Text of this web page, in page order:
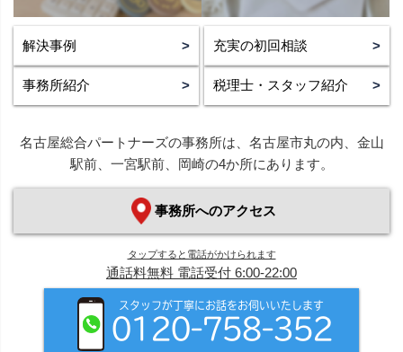
解決事例 充実の初回相談
事務所紹介 税理士・スタッフ紹介
名古屋総合パートナーズの事務所は、名古屋市丸の内、金山
駅前、一宮駅前、岡崎の4か所にあります。
事務所へのアクセス
タップすると電話がかけられます
通話料無料 電話受付 6:00-22:00
スタッフが丁寧にお話をお伺いいたします
0120-758-352